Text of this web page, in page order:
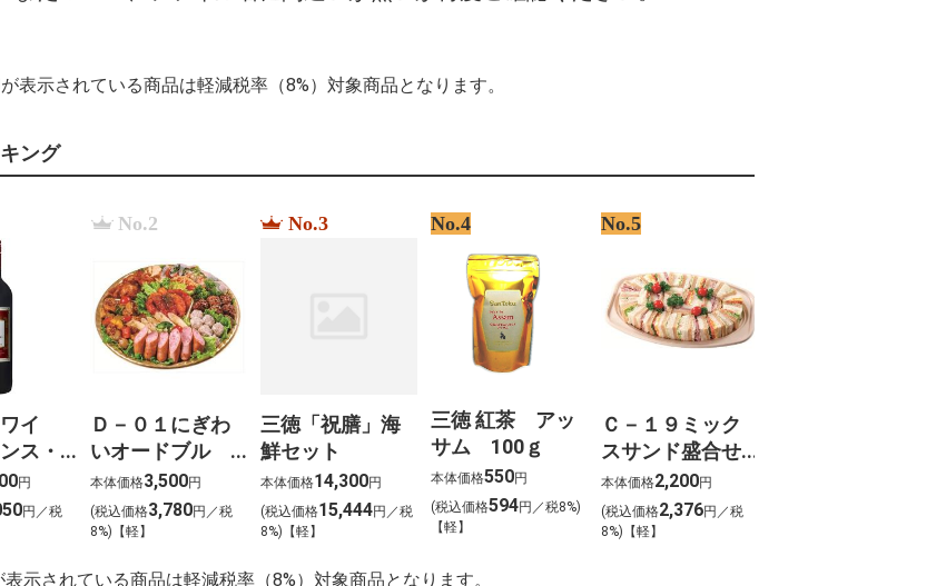
%D0%B0%D0%BB%D1%8C%D1%82%D0%B0%D0%B8%D1%80
%E5%BA%83%E7%95%91 %E3%83%A9%E3%83%B3%E3%83%81
%D9%85%D8%B1%D8%A7%D9%82%D8%A8%D8%A9
%D9%81%D9%8A %D8%A7%D8%B1
%EC%BF%A0%ED%8C%A1%EC%9C%99 %EC%9E%85%EC%A0%90
%D0%92%D0%A2%D0%A3%D0%9B%D0%9A%D0%90
%D0%97%D0%90%D0%94%D0%9D%D0%95%D0%99
%D0%91%D0%90%D0%9B%D0%9A%D0%98 sienta 2015
%D0%93%D0%9E%D0%94
表示されている商品は軽減税率（8%）対象商品となります。
ング
イ
ス・
円
円／税
No.2
Ｄ－０１にぎわ
いオードブル
（約４～５名様
向け） 大
本体価格3,500円
(税込価格3,780円／税
8%)【軽】
No.3
三徳「祝膳」海
鮮セット
本体価格14,300円
(税込価格15,444円／税
8%)【軽】
No.4
三徳 紅茶 アッ
サム 100ｇ
本体価格550円
(税込価格594円／税8%)
【軽】
No.5
Ｃ－１９ミック
スサンド盛合せ
（約３～４名様
向け）
本体価格2,200円
(税込価格2,376円／税
8%)【軽】
示されている商品は軽減税率（8%）対象商品となります。